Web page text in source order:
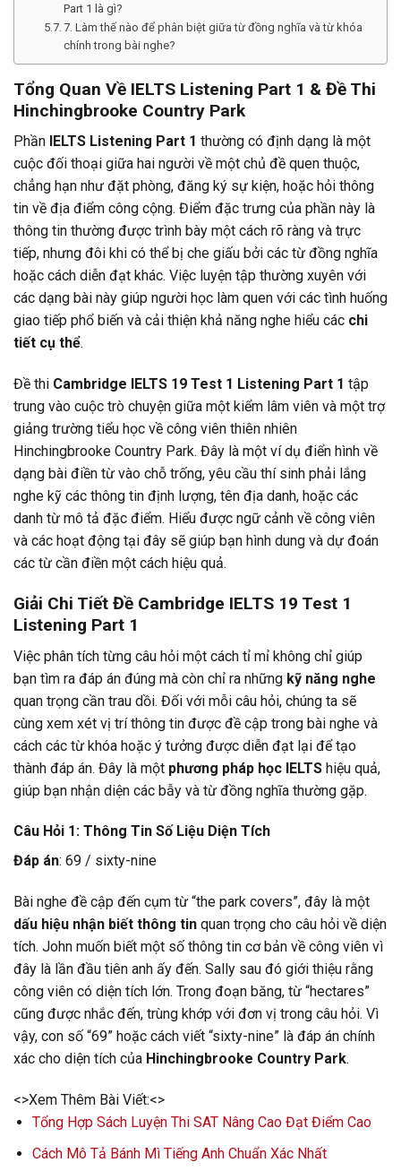
Part 1 là gì?
7. Làm thế nào để phân biệt giữa từ đồng nghĩa và từ khóa
chính trong bài nghe?
Tổng Quan Về IELTS Listening Part 1 & Đề Thi
Hinchingbrooke Country Park
Phần IELTS Listening Part 1 thường có định dạng là một
cuộc đối thoại giữa hai người về một chủ đề quen thuộc,
chẳng hạn như đặt phòng, đăng ký sự kiện, hoặc hỏi thông
tin về địa điểm công cộng. Điểm đặc trưng của phần này là
thông tin thường được trình bày một cách rõ ràng và trực
tiếp, nhưng đôi khi có thể bị che giấu bởi các từ đồng nghĩa
hoặc cách diễn đạt khác. Việc luyện tập thường xuyên với
các dạng bài này giúp người học làm quen với các tình huống
giao tiếp phổ biến và cải thiện khả năng nghe hiểu các chi
tiết cụ thể.
Đề thi Cambridge IELTS 19 Test 1 Listening Part 1 tập
trung vào cuộc trò chuyện giữa một kiểm lâm viên và một trợ
giảng trường tiểu học về công viên thiên nhiên
Hinchingbrooke Country Park. Đây là một ví dụ điển hình về
dạng bài điền từ vào chỗ trống, yêu cầu thí sinh phải lắng
nghe kỹ các thông tin định lượng, tên địa danh, hoặc các
danh từ mô tả đặc điểm. Hiểu được ngữ cảnh về công viên
và các hoạt động tại đây sẽ giúp bạn hình dung và dự đoán
các từ cần điền một cách hiệu quả.
Giải Chi Tiết Đề Cambridge IELTS 19 Test 1
Listening Part 1
Việc phân tích từng câu hỏi một cách tỉ mỉ không chỉ giúp
bạn tìm ra đáp án đúng mà còn chỉ ra những kỹ năng nghe
quan trọng cần trau dồi. Đối với mỗi câu hỏi, chúng ta sẽ
cùng xem xét vị trí thông tin được đề cập trong bài nghe và
cách các từ khóa hoặc ý tưởng được diễn đạt lại để tạo
thành đáp án. Đây là một phương pháp học IELTS hiệu quả,
giúp bạn nhận diện các bẫy và từ đồng nghĩa thường gặp.
Câu Hỏi 1: Thông Tin Số Liệu Diện Tích
Đáp án: 69 / sixty-nine
Bài nghe đề cập đến cụm từ “the park covers”, đây là một
dấu hiệu nhận biết thông tin quan trọng cho câu hỏi về diện
tích. John muốn biết một số thông tin cơ bản về công viên vì
đây là lần đầu tiên anh ấy đến. Sally sau đó giới thiệu rằng
công viên có diện tích lớn. Trong đoạn băng, từ “hectares”
cũng được nhắc đến, trùng khớp với đơn vị trong câu hỏi. Vì
vậy, con số “69” hoặc cách viết “sixty-nine” là đáp án chính
xác cho diện tích của Hinchingbrooke Country Park.
<>Xem Thêm Bài Viết:<>
Tổng Hợp Sách Luyện Thi SAT Nâng Cao Đạt Điểm Cao
Cách Mô Tả Bánh Mì Tiếng Anh Chuẩn Xác Nhất